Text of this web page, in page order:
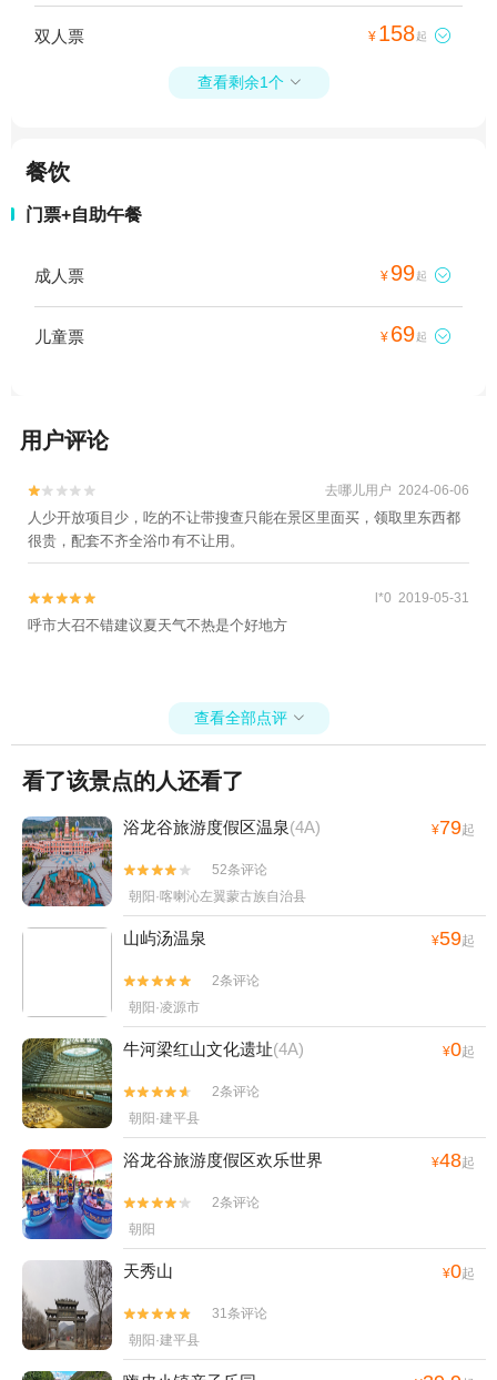
双人票 ¥ 158起 
查看剩余1个 
餐饮
门票+自助午餐
成人票 ¥ 99起 
儿童票 ¥ 69起 
用户评论

 去哪儿用户 2024-06-06
人少开放项目少，吃的不让带搜查只能在景区里面买，领取里东西都
很贵，配套不齐全浴巾有不让用。

 l*0 2019-05-31
呼市大召不错建议夏天气不热是个好地方
查看全部点评 
看了该景点的人还看了
浴龙谷旅游度假区温泉(4A) ¥79起


52条评论
朝阳·喀喇沁左翼蒙古族自治县
山屿汤温泉 ¥59起


2条评论
朝阳·凌源市
牛河梁红山文化遗址(4A) ¥0起


2条评论
朝阳·建平县
浴龙谷旅游度假区欢乐世界 ¥48起


2条评论
朝阳
天秀山 ¥0起


31条评论
朝阳·建平县